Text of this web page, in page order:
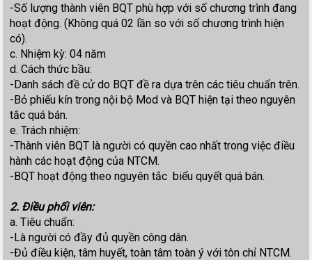
-Số lượng thành viên BQT phù hợp với số chương trình đang
hoạt động. (Không quá 02 lần so với số chương trình hiện
có).
c. Nhiệm kỳ: 04 năm
d. Cách thức bầu:
-Danh sách đề cử do BQT đề ra dựa trên các tiêu chuẩn trên.
-Bỏ phiếu kín trong nội bộ Mod và BQT hiện tại theo nguyên
tắc quá bán.
e. Trách nhiệm:
-Thành viên BQT là người có quyền cao nhất trong việc điều
hành các hoạt động của NTCM.
-BQT hoạt động theo nguyên tắc biểu quyết quá bán.
2. Điều phối viên:
a. Tiêu chuẩn:
-Là người có đầy đủ quyền công dân.
-Đủ điều kiện, tâm huyết, toàn tâm toàn ý với tôn chỉ NTCM.